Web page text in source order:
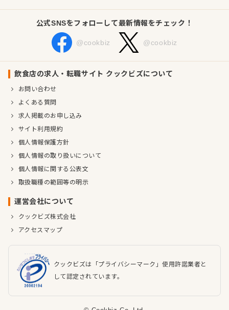
公式SNSをフォローして最新情報をチェック！
@cookbiz @cookbiz
飲食店の求人・転職サイト クックビズについて
お問い合わせ
よくある質問
求人掲載のお申し込み
サイト利用規約
個人情報保護方針
個人情報の取り扱いについて
個人情報に関する公表文
取扱職種の範囲等の明示
運営会社について
クックビズ株式会社
アクセスマップ
クックビズは「プライバシーマーク」使用許諾業者と
して認定されています。